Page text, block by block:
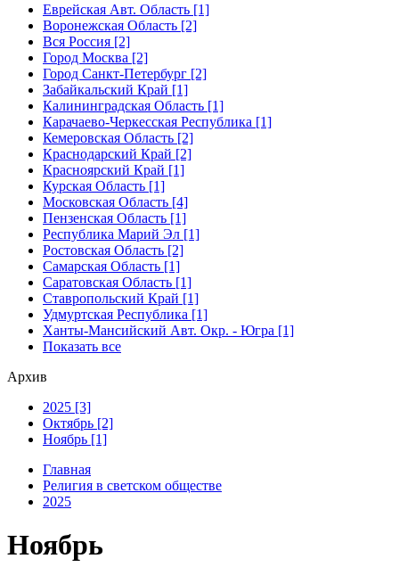
Еврейская Авт. Область [1]
Воронежская Область [2]
Вся Россия [2]
Город Москва [2]
Город Санкт-Петербург [2]
Забайкальский Край [1]
Калининградская Область [1]
Карачаево-Черкесская Республика [1]
Кемеровская Область [2]
Краснодарский Край [2]
Красноярский Край [1]
Курская Область [1]
Московская Область [4]
Пензенская Область [1]
Республика Марий Эл [1]
Ростовская Область [2]
Самарская Область [1]
Саратовская Область [1]
Ставропольский Край [1]
Удмуртская Республика [1]
Ханты-Мансийский Авт. Окр. - Югра [1]
Показать все
Архив
2025 [3]
Октябрь [2]
Ноябрь [1]
Главная
Религия в светском обществе
2025
Ноябрь